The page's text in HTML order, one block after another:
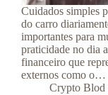
Cuidados simples
do carro
importantes para
praticidade no dia
financeiro que
externos como o…
Crypto Blod